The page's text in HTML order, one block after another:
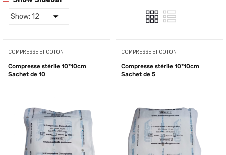
COMPRESSE ET COTON
Compresse stérile 10*10cm
Sachet de 10
COMPRESSE ET COTON
Compresse stérile 10*10cm
Sachet de 5